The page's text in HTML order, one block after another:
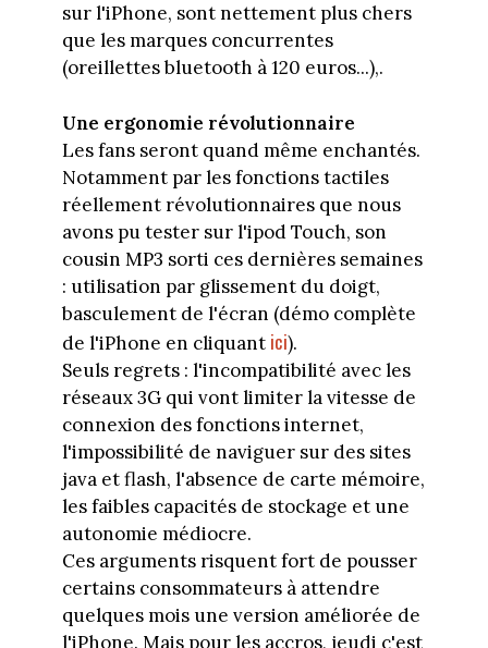
sur l'iPhone, sont nettement plus chers
que les marques concurrentes
(oreillettes bluetooth à 120 euros...),.
Une ergonomie révolutionnaire
Les fans seront quand même enchantés.
Notamment par les fonctions tactiles
réellement révolutionnaires que nous
avons pu tester sur l'ipod Touch, son
cousin MP3 sorti ces dernières semaines
: utilisation par glissement du doigt,
basculement de l'écran (démo complète
de l'iPhone en cliquant ici).
Seuls regrets : l'incompatibilité avec les
réseaux 3G qui vont limiter la vitesse de
connexion des fonctions internet,
l'impossibilité de naviguer sur des sites
java et flash, l'absence de carte mémoire,
les faibles capacités de stockage et une
autonomie médiocre.
Ces arguments risquent fort de pousser
certains consommateurs à attendre
quelques mois une version améliorée de
l'iPhone. Mais pour les accros, jeudi c'est